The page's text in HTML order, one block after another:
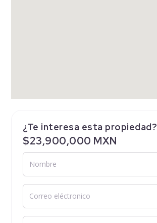
¿Te interesa esta propiedad?
$23,900,000 MXN